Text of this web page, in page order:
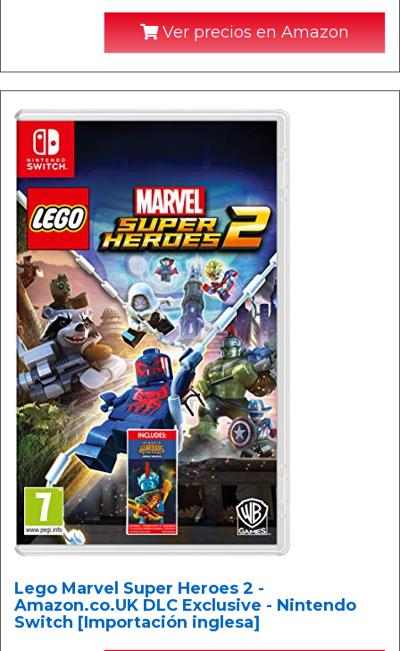
Ver precios en Amazon
Lego Marvel Super Heroes 2 -
Amazon.co.UK DLC Exclusive - Nintendo
Switch [Importación inglesa]